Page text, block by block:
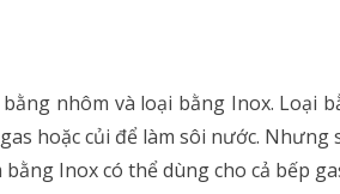
nhôm và loại bằng Inox. Loại
hoặc củi để làm sôi nước. Nhưng
Inox có thể dùng cho cả bếp